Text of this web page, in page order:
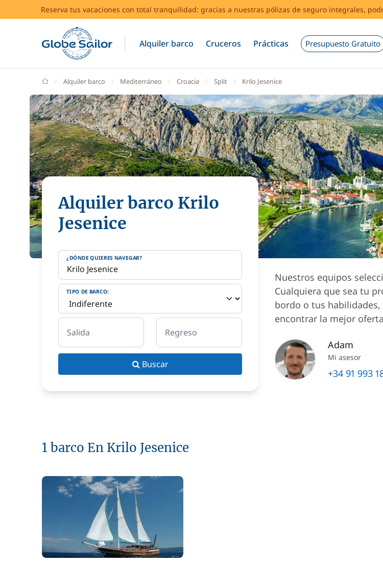
Reserva tus vacaciones con total tranquilidad: gracias a nuestras pólizas de seguro integrales,
Alquiler barco Cruceros Prácticas Presupuesto Gratuito
GlobeSailor
Alquiler barco Mediterráneo Croacia Split Krilo Jesenice
Alquiler barco Krilo
Jesenice
¿DÓNDE QUIERES NAVEGAR?
TIPO DE BARCO:
Salida Regreso
Buscar
Nuestros equipos
Cualquiera que sea tu
bordo o tus
encontrar la mejor
Adam
Mi asesor
+34 91 993
1 barco En Krilo Jesenice